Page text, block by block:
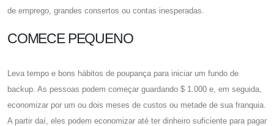
de emprego, grandes consertos ou contas inesperadas.
COMECE PEQUENO
Leva tempo e bons hábitos de poupança para iniciar um fundo de
backup. As pessoas podem começar guardando $ 1.000 e, em seguida,
economizar por um ou dois meses de custos ou metade de sua franquia.
A partir daí, eles podem economizar até ter dinheiro suficiente para pagar